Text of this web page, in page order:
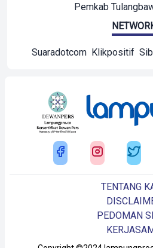
Pemkab
Suaradotcom Klikpositif
TENTANG
PEDOMAN